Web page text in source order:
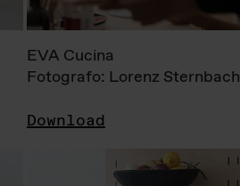
EVA Cucina
Fotografo: Lorenz Sternbach
Download